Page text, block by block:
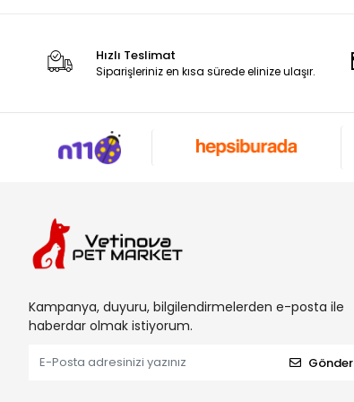
Carni Care
Cat Toys
Chakie
Chefs Choice
Chosen Family
Hızlı Teslimat
Siparişleriniz en kısa sürede elinize ulaşır.
Kampanya, duyuru, bilgilendirmelerden e-posta ile
haberdar olmak istiyorum.
Gönder